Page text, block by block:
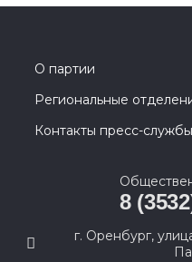
О партии
Региональные
Контакты пресс-службы
8
г. Оренбург,